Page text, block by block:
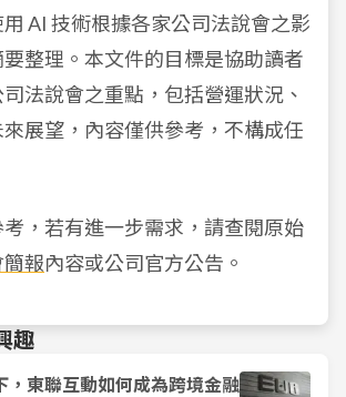
AI 技術根據各家公司法說會之影
整理。本文件的目標是協助讀者
法說會之重點，包括營運狀況、
展望，內容僅供參考，不構成任
，若有進一步需求，請查閱原始
報內容或公司官方公告。
趣
，東聯互動如何成為跨境金融